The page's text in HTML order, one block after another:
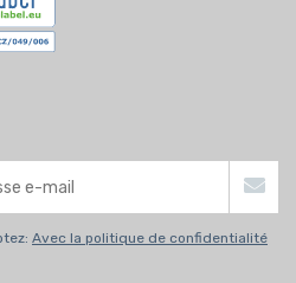
Avec la politique de confidentialité